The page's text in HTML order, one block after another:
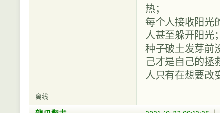
热；
每个人接收阳光
人甚至躲开阳光
种子破土发芽前
己才是自己的拯
人只有在想要改
离线